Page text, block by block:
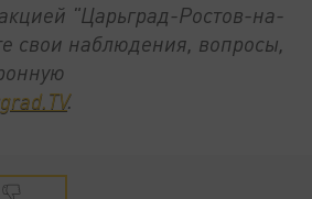
"Царьград-Ростов-на-
свои наблюдения, вопросы,
.